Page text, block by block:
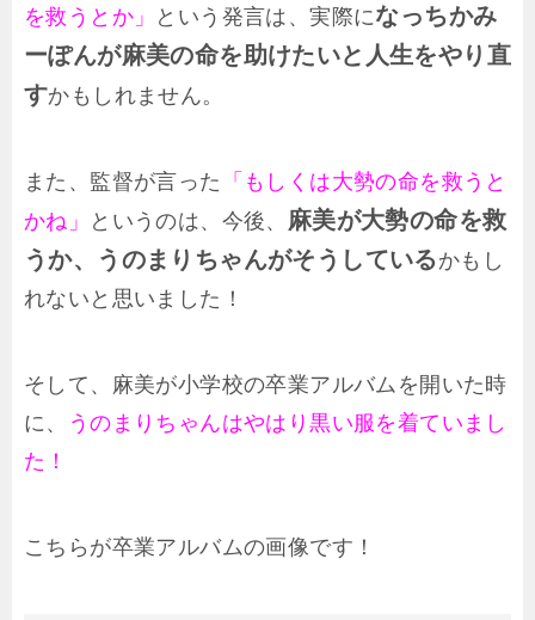
を救うとか」
という発言は、実際になっちかみ
ーぽんが麻美の命を助けたいと人生をやり直
すかもしれません。
また、監督が言った
「もしくは大勢の命を救うと
かね」
というのは、今後、
麻美が大勢の命を救
うか、うのまりちゃんがそうしている かもし
れないと思いました！
そして、麻美が小学校の卒業アルバムを開いた時
に、
うのまりちゃんはやはり黒い服を着ていまし
た！
こちらが卒業アルバムの画像です！